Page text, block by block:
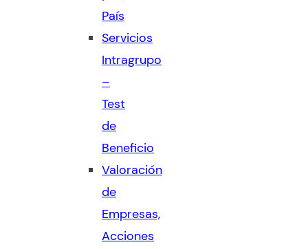
País
Servicios
Intragrupo
–
Test
de
Beneficio
Valoración
de
Empresas,
Acciones